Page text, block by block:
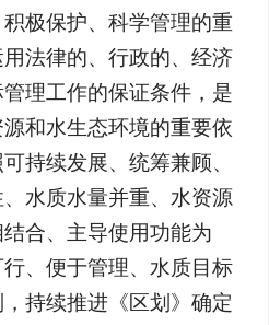
极保护、科学管理的重
法律的、行政的、经济
理工作的保证条件，是
和水生态环境的重要依
持续发展、统筹兼顾、
水质水量并重、水资源
合、主导使用功能为
、便于管理、水质目标
持续推进《区划》确定